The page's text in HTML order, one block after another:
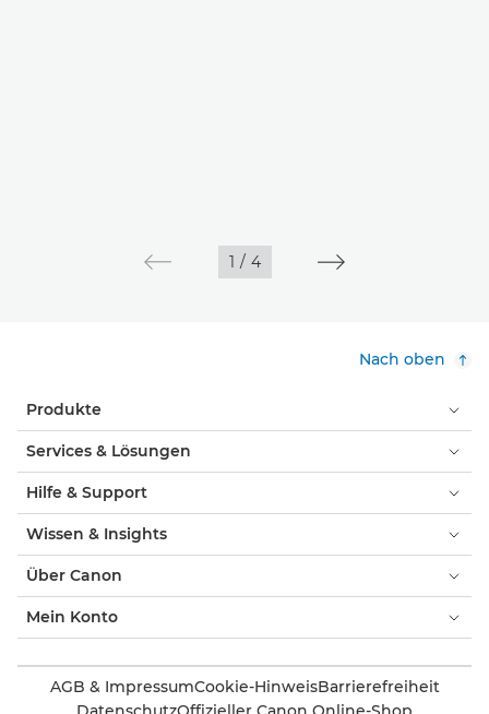
1 / 4
Nach oben
Produkte
Services & Lösungen
Hilfe & Support
Wissen & Insights
Über Canon
Mein Konto
AGB & ImpressumCookie-HinweisBarrierefreiheit